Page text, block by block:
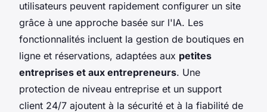
utilisateurs peuvent rapidement configurer un site
grâce à une approche basée sur l'IA. Les
fonctionnalités incluent la gestion de boutiques en
ligne et réservations, adaptées aux petites
entreprises et aux entrepreneurs. Une
protection de niveau entreprise et un support
client 24/7 ajoutent à la sécurité et à la fiabilité de